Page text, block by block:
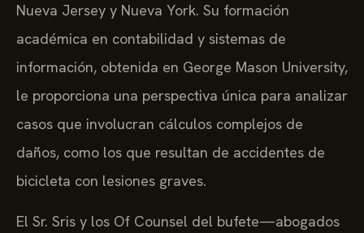
Nueva Jersey y Nueva York. Su formación
académica en contabilidad y sistemas de
información, obtenida en George Mason University,
le proporciona una perspectiva única para analizar
casos que involucran cálculos complejos de
daños, como los que resultan de accidentes de
bicicleta con lesiones graves.
El Sr. Sris y los Of Counsel del bufete—abogados